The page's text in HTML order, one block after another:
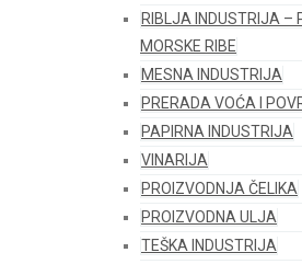
RIBLJA INDUSTRIJA –
MORSKE RIBE
MESNA INDUSTRIJA
PRERADA VOĆA I
PAPIRNA INDUSTRIJA
VINARIJA
PROIZVODNJA ČELIKA
PROIZVODNA ULJA
TEŠKA INDUSTRIJA